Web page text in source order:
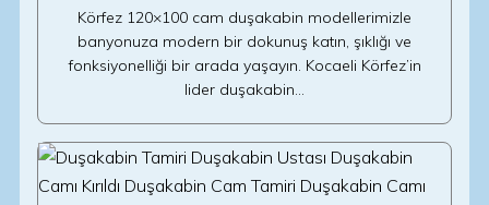
Körfez 120×100 cam duşakabin modellerimizle
banyonuza modern bir dokunuş katın, şıklığı ve
fonksiyonelliği bir arada yaşayın. Kocaeli Körfez’in
lider duşakabin…